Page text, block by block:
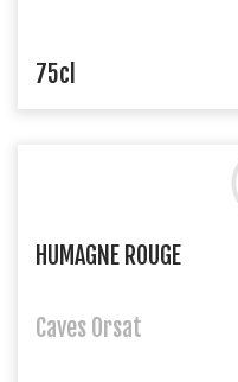
75cl
HUMAGNE ROUGE
Caves Orsat